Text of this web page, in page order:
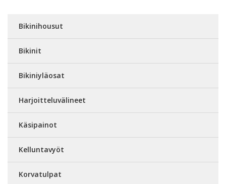
Bikinihousut
Bikinit
Bikiniyläosat
Harjoitteluvälineet
Käsipainot
Kelluntavyöt
Korvatulpat